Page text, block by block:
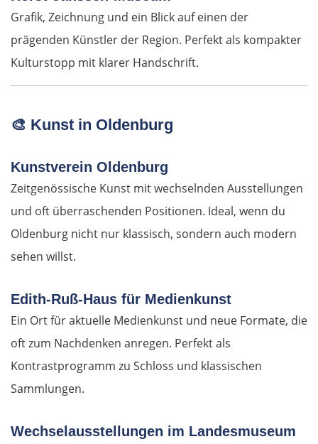
Grafik, Zeichnung und ein Blick auf einen der
prägenden Künstler der Region. Perfekt als kompakter
Kulturstopp mit klarer Handschrift.
🎨 Kunst in Oldenburg
Kunstverein Oldenburg
Zeitgenössische Kunst mit wechselnden Ausstellungen
und oft überraschenden Positionen. Ideal, wenn du
Oldenburg nicht nur klassisch, sondern auch modern
sehen willst.
Edith-Ruß-Haus für Medienkunst
Ein Ort für aktuelle Medienkunst und neue Formate, die
oft zum Nachdenken anregen. Perfekt als
Kontrastprogramm zu Schloss und klassischen
Sammlungen.
Wechselausstellungen im Landesmuseum
Ruse
Schumen
Warna
Nessebar
Burgas
Elchowo
Kardschali
Komotini
Xanthi